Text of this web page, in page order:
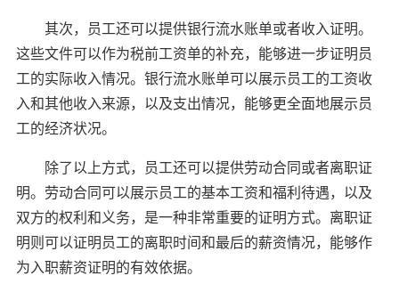
其次，员工还可以提供银行流水账单或者收入证明。
这些文件可以作为税前工资单的补充，能够进一步证明员
工的实际收入情况。银行流水账单可以展示员工的工资收
入和其他收入来源，以及支出情况，能够更全面地展示员
工的经济状况。
除了以上方式，员工还可以提供劳动合同或者离职证
明。劳动合同可以展示员工的基本工资和福利待遇，以及
双方的权利和义务，是一种非常重要的证明方式。离职证
明则可以证明员工的离职时间和最后的薪资情况，能够作
为入职薪资证明的有效依据。